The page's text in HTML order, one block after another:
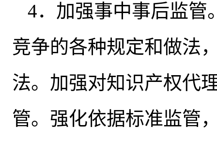
4．加强事中事后监管
竞争的各种规定和做法
法。 加强对知识产权代
管。强化依据标准监管